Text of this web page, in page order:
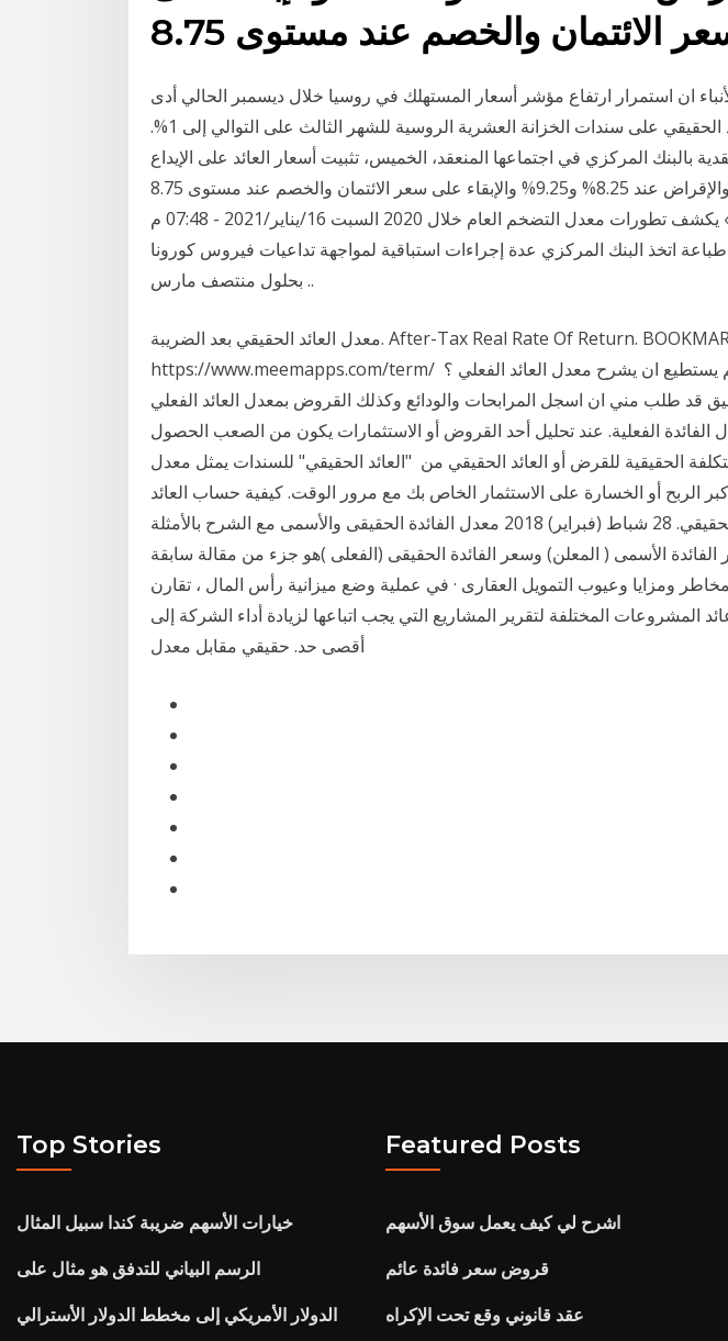
ان استمرار ارتفاع مؤشر أسعار المستهلك في روسيا خلال ديسمبر الحالي أدى
إلى استمرار تراجع العائد الحقيقي على سندات الخزانة العشرية الروسية للشهر الثالث على التوالي إلى 1%.
بالبنك المركزي في اجتماعها المنعقد، الخميس، تثبيت أسعار العائد على الإيداع
والإقراض عند 8.25% و9.25% والإبقاء على سعر الائتمان والخصم عند مستوى 8.75%. Jan 16, 2021 ·
اقتصاد «المركزي» يكشف تطورات معدل التضخم العام خلال 2020 السبت 16/يناير/2021 - 07:48 م
طباعة اتخذ البنك المركزي عدة إجراءات استباقية لمواجهة تداعيات فيروس كورونا
بحلول منتصف مارس ..
معدل العائد الحقيقي بعد الضريبة. After-Tax Real Rate Of Return. BOOKMARK. SHARE.
https://www.meemapps.com/term/ إخواني فى الله من منكم يستطيع ان يشرح معدل العائد الفعلي ؟
قد طلب مني ان اسجل المرابحات والودائع وكذلك القروض بمعدل العائد الفعلي
الفعلية. عند تحليل أحد القروض أو الاستثمارات يكون من الصعب الحصول
الحقيقية للقرض أو العائد الحقيقي من "العائد الحقيقي" للسندات يمثل معدل
الربح أو الخسارة على الاستثمار الخاص بك مع مرور الوقت. كيفية حساب العائد
الحقيقي و العائد الحقيقي. 28 شباط (فبراير) 2018 معدل الفائدة الحقيقى والأسمى مع الشرح بالأمثلة
الأسمى ( المعلن) وسعر الفائدة الحقيقى (الفعلى )هو جزء من مقالة سابقة
ومزايا وعيوب التمويل العقارى · في عملية وضع ميزانية رأس المال ، تقارن
المشروعات المختلفة لتقرير المشاريع التي يجب اتباعها لزيادة أداء الشركة إلى
Top Stories
خيارات الأسهم ضريبة كندا سبيل المثال
الرسم البياني للتدفق هو مثال على
الدولار الأمريكي إلى مخطط الدولار الأسترالي
Featured Posts
اشرح لي كيف يعمل سوق الأسهم
قروض سعر فائدة عائم
عقد قانوني وقع تحت الإكراه